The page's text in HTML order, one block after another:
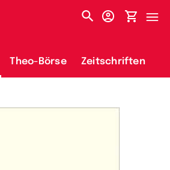
Theo-Börse Zeitschriften